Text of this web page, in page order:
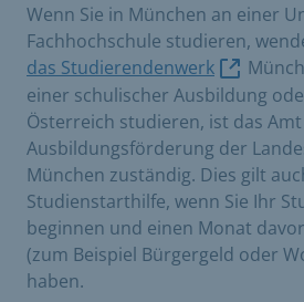
Wenn Sie in München an einer
Fachhochschule studieren,
das Studierendenwerk
einer schulischer Ausbildung
Österreich studieren, ist das
Ausbildungsförderung der
München zuständig. Dies gilt
Studienstarthilfe, wenn Sie Ihr
beginnen und einen Monat
(zum Beispiel Bürgergeld oder
haben.